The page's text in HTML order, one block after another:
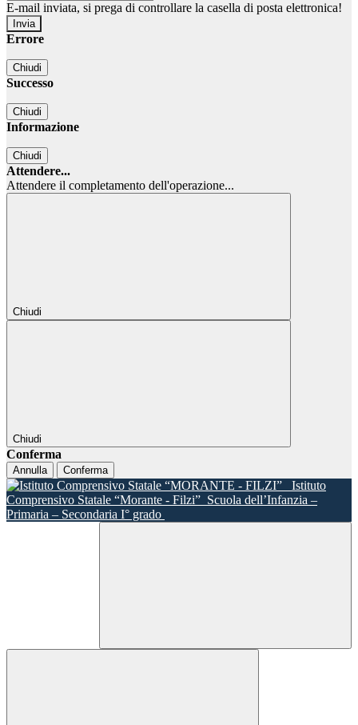
E-mail inviata, si prega di controllare la casella di posta elettronica!
Errore
Chiudi
Successo
Chiudi
Informazione
Chiudi
Attendere...
Attendere il completamento dell'operazione...
Chiudi
Chiudi
Conferma
Annulla Conferma
Istituto
Comprensivo Statale “Morante - Filzi” Scuola dell’Infanzia –
Primaria – Secondaria I° grado